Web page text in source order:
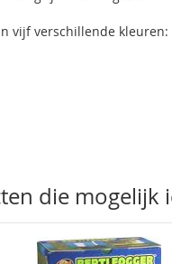
vijf verschillende kleuren:
die mogelijk